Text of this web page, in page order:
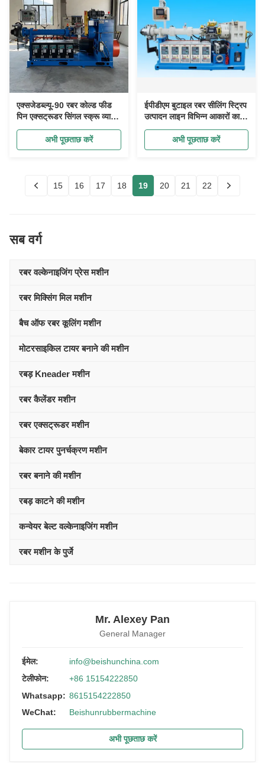
एक्सजेडब्ल्यू-90 रबर कोल्ड फीड
पिन एक्सट्रूडर सिंगल स्क्रू व्यास
90 मिमी
अभी पूछताछ करें
ईपीडीएम बुटाइल रबर सीलिंग स्ट्रिप
उत्पादन लाइन विभिन्न आकारों का
उत्पादन करती है
अभी पूछताछ करें
15 16 17 18 19 20 21 22
सब वर्ग
रबर वल्केनाइजिंग प्रेस मशीन
रबर मिक्सिंग मिल मशीन
बैच ऑफ रबर कूलिंग मशीन
मोटरसाइकिल टायर बनाने की मशीन
रबड़ Kneader मशीन
रबर कैलेंडर मशीन
रबर एक्सट्रूडर मशीन
बेकार टायर पुनर्चक्रण मशीन
रबर बनाने की मशीन
रबड़ काटने की मशीन
कन्वेयर बेल्ट वल्केनाइजिंग मशीन
रबर मशीन के पुर्जे
Mr. Alexey Pan
General Manager
ईमेल:
info@beishunchina.com
टेलीफोन:
+86 15154222850
Whatsapp: 8615154222850
WeChat:
Beishunrubbermachine
अभी पूछताछ करें